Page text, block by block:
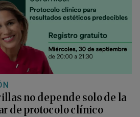
no depende solo de la
de protocolo clínico